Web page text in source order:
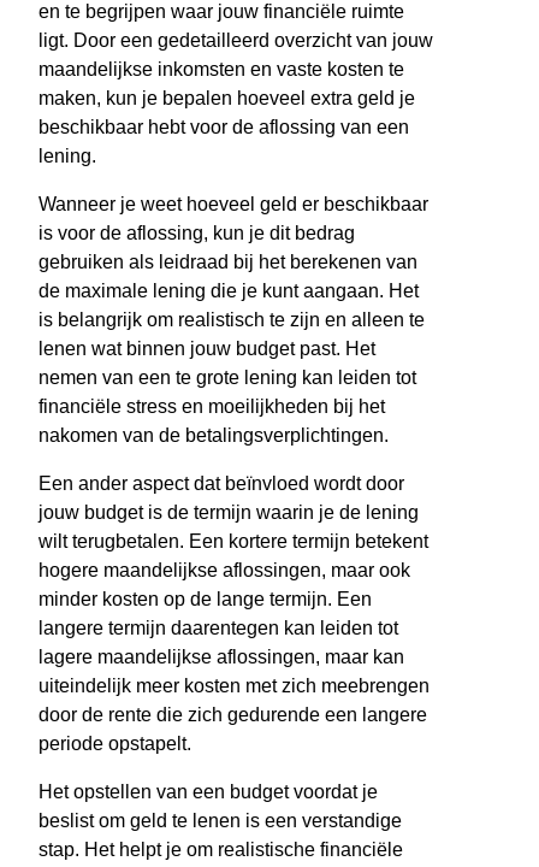
en te begrijpen waar jouw financiële ruimte
ligt. Door een gedetailleerd overzicht van jouw
maandelijkse inkomsten en vaste kosten te
maken, kun je bepalen hoeveel extra geld je
beschikbaar hebt voor de aflossing van een
lening.
Wanneer je weet hoeveel geld er beschikbaar
is voor de aflossing, kun je dit bedrag
gebruiken als leidraad bij het berekenen van
de maximale lening die je kunt aangaan. Het
is belangrijk om realistisch te zijn en alleen te
lenen wat binnen jouw budget past. Het
nemen van een te grote lening kan leiden tot
financiële stress en moeilijkheden bij het
nakomen van de betalingsverplichtingen.
Een ander aspect dat beïnvloed wordt door
jouw budget is de termijn waarin je de lening
wilt terugbetalen. Een kortere termijn betekent
hogere maandelijkse aflossingen, maar ook
minder kosten op de lange termijn. Een
langere termijn daarentegen kan leiden tot
lagere maandelijkse aflossingen, maar kan
uiteindelijk meer kosten met zich meebrengen
door de rente die zich gedurende een langere
periode opstapelt.
Het opstellen van een budget voordat je
beslist om geld te lenen is een verstandige
stap. Het helpt je om realistische financiële